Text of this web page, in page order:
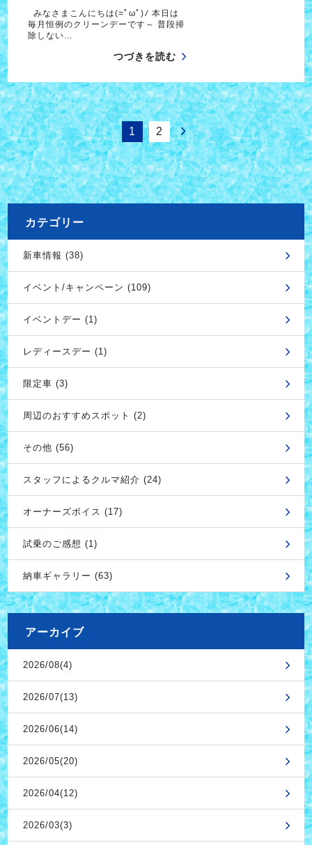
みなさまこんにちは(=ﾟωﾟ)ﾉ 本日は
毎月恒例のクリーンデーです～ 普段掃
除しない…
つづきを読む
1 2
カテゴリー
新車情報 (38)
イベント/キャンペーン (109)
イベントデー (1)
レディースデー (1)
限定車 (3)
周辺のおすすめスポット (2)
その他 (56)
スタッフによるクルマ紹介 (24)
オーナーズボイス (17)
試乗のご感想 (1)
納車ギャラリー (63)
アーカイブ
2026/08(4)
2026/07(13)
2026/06(14)
2026/05(20)
2026/04(12)
2026/03(3)